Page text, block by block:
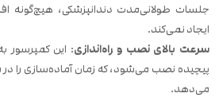
جلسات طولانی‌مدت دندانپزشکی، هیچ‌گونه
ایجاد نمی‌کند.
سرعت بالای نصب و راه‌اندازی: این کمپرسور
پیچیده نصب می‌شود، که زمان آماده‌سازی را
می‌دهد.